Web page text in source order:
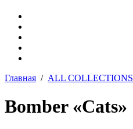
Главная / ALL COLLECTIONS
Bomber «Cats»